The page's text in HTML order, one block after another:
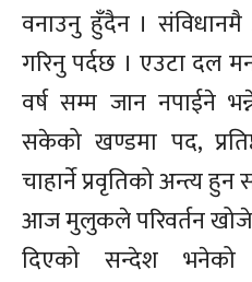
वनाउनु हुँदैन ।
गरिनु पर्दछ । एउटा दल
वर्ष सम्म जान नपाईने
सकेको खण्डमा पद,
चाहार्ने प्रवृतिको अन्त्य
आज मुलुकले परिवर्तन
दिएको सन्देश